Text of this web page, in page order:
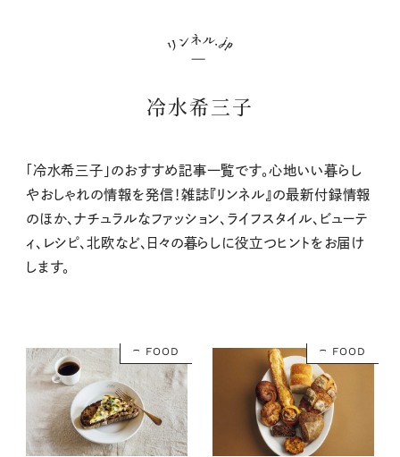
冷水希三子
「冷水希三子」のおすすめ記事一覧です。心地いい暮らし
やおしゃれの情報を発信！雑誌『リンネル』の最新付録情報
のほか、ナチュラルなファッション、ライフスタイル、ビューテ
ィ、レシピ、北欧など、日々の暮らしに役立つヒントをお届け
します。
FOOD FOOD